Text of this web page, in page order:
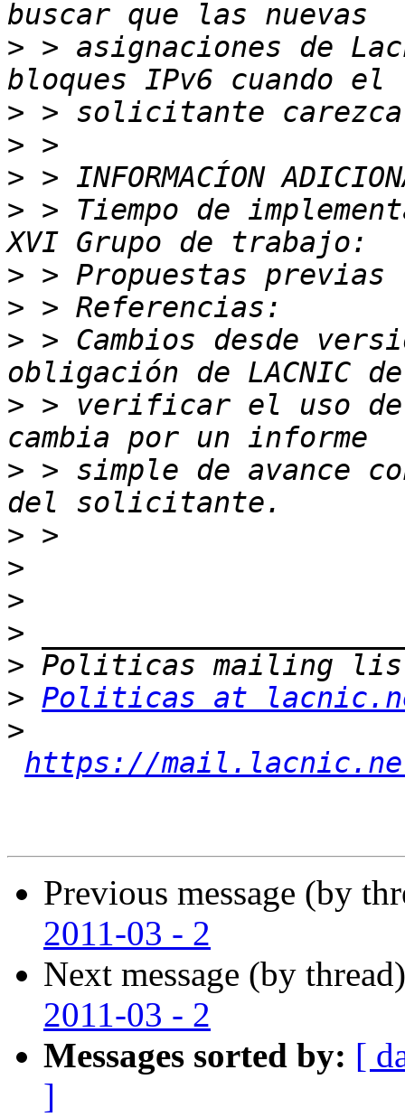
> > asignaciones de
>
>
>
> > Tiempo de
>
>
> > Cambios desde
> > verificar el uso de
> > simple de avance
>
>
>
>
>
> Politicas at
>
https://
Previous message (by
2011-03 - 2
Next message (by
2011-03 - 2
Messages sorted by: [
]